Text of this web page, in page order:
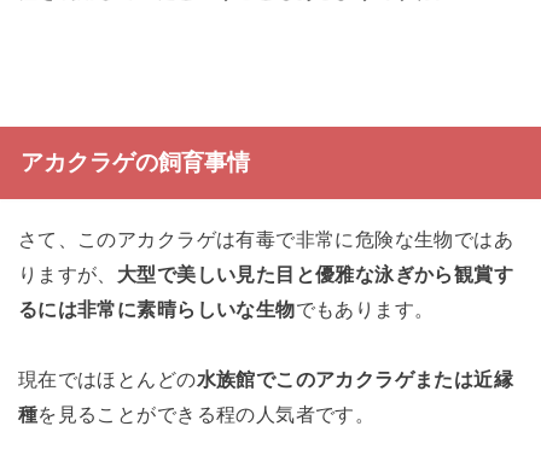
アカクラゲの飼育事情
さて、このアカクラゲは有毒で非常に危険な生物ではあ
りますが、 大型で美しい見た目と優雅な泳ぎから観賞す
るには非常に素晴らしいな生物でもあります。
現在ではほとんどの水族館でこのアカクラゲまたは近縁
種を見ることができる程の人気者です。